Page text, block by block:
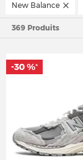
New Balance
369 Produits
-30 %*